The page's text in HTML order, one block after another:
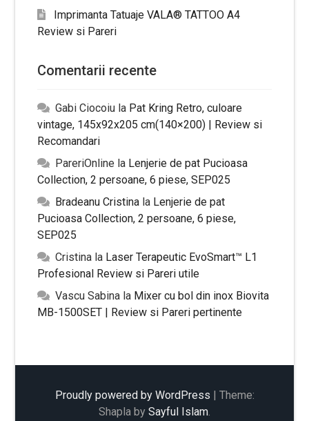
Imprimanta Tatuaje VALA® TATTOO A4
Review si Pareri
Comentarii recente
Gabi Ciocoiu la Pat Kring Retro, culoare
vintage, 145x92x205 cm(140×200) | Review si
Recomandari
PareriOnline la Lenjerie de pat Pucioasa
Collection, 2 persoane, 6 piese, SEP025
Bradeanu Cristina la Lenjerie de pat
Pucioasa Collection, 2 persoane, 6 piese,
SEP025
Cristina la Laser Terapeutic EvoSmart™ L1
Profesional Review si Pareri utile
Vascu Sabina la Mixer cu bol din inox Biovita
MB-1500SET | Review si Pareri pertinente
Proudly powered by WordPress | Theme:
Shapla by Sayful Islam.